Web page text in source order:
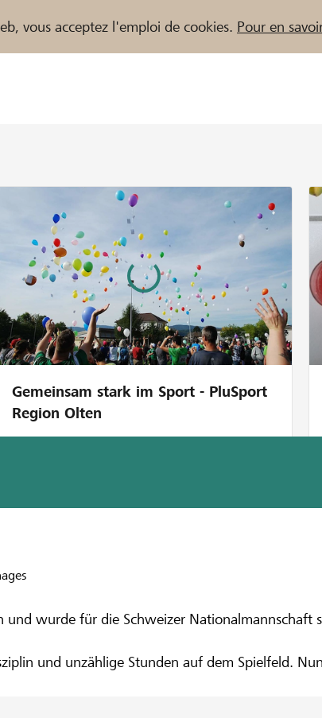
vous acceptez l'emploi de cookies. Pour en
/ Banques Raiffeisen
Gemeinsam stark im Sport - PluSport
Region Olten
aufs Feld -
Simplon
und wurde für die Schweizer
und unzählige Stunden auf dem Spielfeld.